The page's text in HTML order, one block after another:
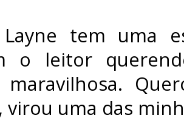
Layne tem uma
o leitor
maravilhosa.
virou uma das